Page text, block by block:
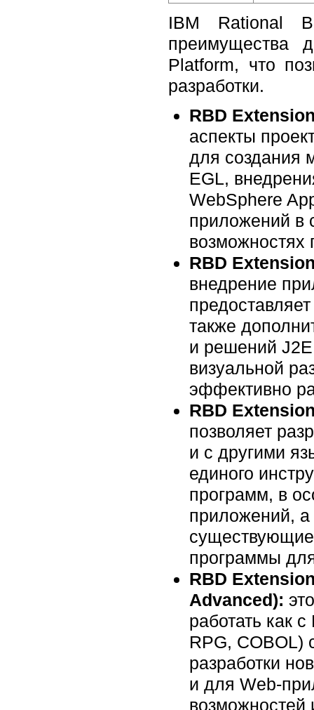
IBM Rational
преимущества
Platform, что
разработки.
RBD
аспекты
для создания
EGL,
WebSphere
приложений в
возможностях
RBD
внедрение
также
и решений
визуальной
эффективно
RBD
позволяет
и с другими
единого
программ, в
приложений, а
программы
RBD
Advanced):
работать как
RPG, COBOL)
разработки
и для Web-